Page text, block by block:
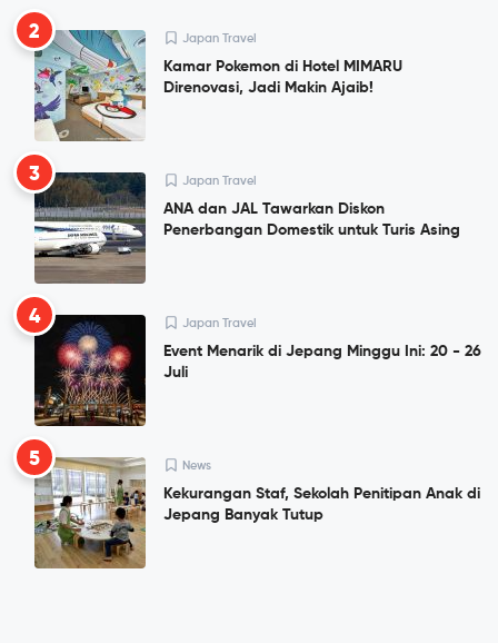
2 Japan Travel
Kamar Pokemon di Hotel MIMARU
Direnovasi, Jadi Makin Ajaib!
3 Japan Travel
ANA dan JAL Tawarkan Diskon
Penerbangan Domestik untuk Turis Asing
4 Japan Travel
Event Menarik di Jepang Minggu Ini: 20 - 26
Juli
5 News
Kekurangan Staf, Sekolah Penitipan Anak di
Jepang Banyak Tutup